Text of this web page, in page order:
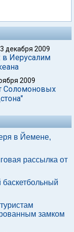
декабря 2009
в Иерусалим
2009
Соломоновых
в Йемене,
рассылка от
замком